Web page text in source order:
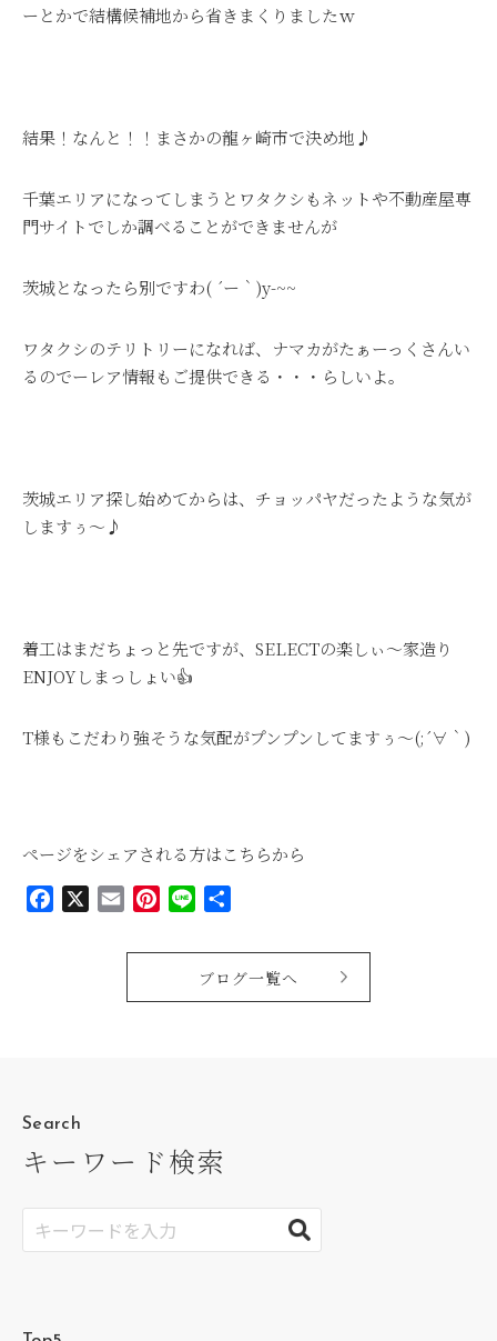
ーとかで結構候補地から省きまくりましたｗ
結果！なんと！！まさかの龍ヶ崎市で決め地♪
千葉エリアになってしまうとワタクシもネットや不動産屋専
門サイトでしか調べることができませんが
茨城となったら別ですわ( ´ー｀)y-~~
ワタクシのテリトリーになれば、ナマカがたぁーっくさんい
るのでーレア情報もご提供できる・・・らしいよ。
茨城エリア探し始めてからは、チョッパヤだったような気が
しますぅ～♪
着工はまだちょっと先ですが、SELECTの楽しぃ～家造り
ENJOYしまっしょい👍
T様もこだわり強そうな気配がプンプンしてますぅ～(;´∀｀)
ページをシェアされる方はこちらから
Facebook EmailPinterest
Line
ブログ一覧へ
Search
キーワード検索